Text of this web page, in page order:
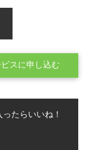
スに申し込む
たらいいね！